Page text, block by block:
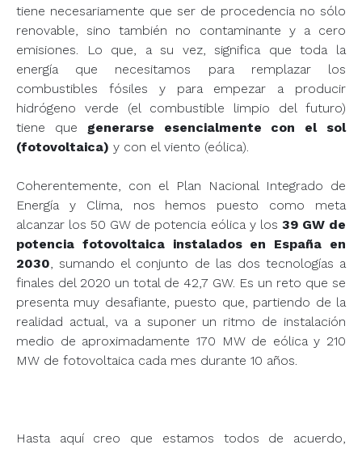
tiene necesariamente que ser de procedencia no sólo
renovable, sino también no contaminante y a cero
emisiones. Lo que, a su vez, significa que toda la
energía que necesitamos para remplazar los
combustibles fósiles y para empezar a producir
hidrógeno verde (el combustible limpio del futuro)
tiene que generarse esencialmente con el sol
(fotovoltaica) y con el viento (eólica).
Coherentemente, con el Plan Nacional Integrado de
Energía y Clima, nos hemos puesto como meta
alcanzar los 50 GW de potencia eólica y los 39 GW de
potencia fotovoltaica instalados en España en
2030, sumando el conjunto de las dos tecnologías a
finales del 2020 un total de 42,7 GW. Es un reto que se
presenta muy desafiante, puesto que, partiendo de la
realidad actual, va a suponer un ritmo de instalación
medio de aproximadamente 170 MW de eólica y 210
MW de fotovoltaica cada mes durante 10 años.
Hasta aquí creo que estamos todos de acuerdo,